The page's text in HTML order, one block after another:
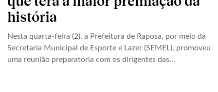
história
Nesta quarta-feira (2), a Prefeitura de Raposa, por meio da
Secretaria Municipal de Esporte e Lazer (SEMEL), promoveu
uma reunião preparatória com os dirigentes das...